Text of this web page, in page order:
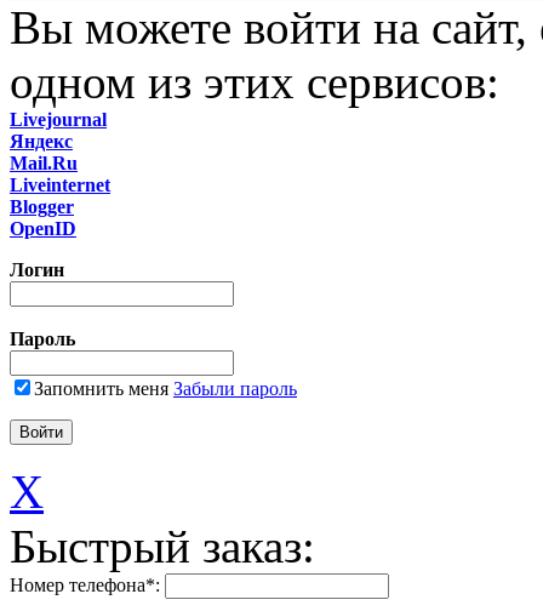
Вы можете войти на сайт,
одном из этих сервисов:
Livejournal
Яндекс
Mail.Ru
Liveinternet
Blogger
OpenID
Логин
Пароль
Запомнить меня Забыли пароль
X
Быстрый заказ:
Номер телефона*: